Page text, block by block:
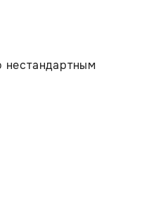
нестандартным